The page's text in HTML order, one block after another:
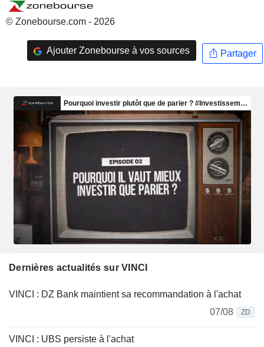
© Zonebourse.com - 2026
Ajouter Zonebourse à vos sources Partager
Dernières actualités sur VINCI
VINCI : DZ Bank maintient sa recommandation à l'achat
07/08
ZD
VINCI : UBS persiste à l'achat